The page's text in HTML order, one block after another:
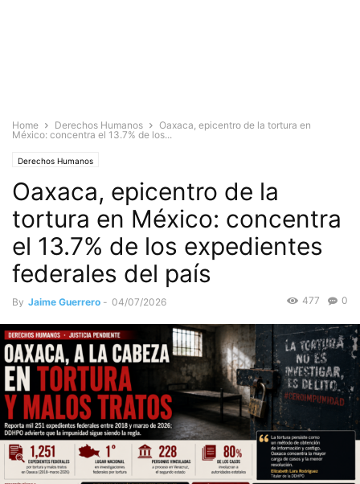
Home Derechos Humanos
Oaxaca, epicentro de la tortura en
México: concentra el 13.7% de los...
Derechos Humanos
Oaxaca, epicentro de la
tortura en México: concentra
el 13.7% de los expedientes
federales del país
By Jaime Guerrero - 04/07/2026 0
477